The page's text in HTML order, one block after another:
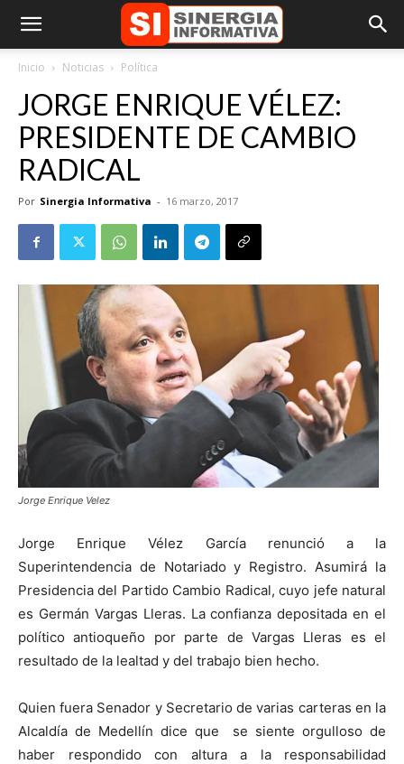
Inicio Noticias Política
JORGE ENRIQUE VÉLEZ:
PRESIDENTE DE CAMBIO
RADICAL
Por Sinergia Informativa - 16 marzo, 2017
Jorge Enrique Velez
Jorge Enrique Vélez García renunció a la
Superintendencia de Notariado y Registro. Asumirá la
Presidencia del Partido Cambio Radical, cuyo jefe natural
es Germán Vargas Lleras. La confianza depositada en el
político antioqueño por parte de Vargas Lleras es el
resultado de la lealtad y del trabajo bien hecho.
Quien fuera Senador y Secretario de varias carteras en la
Alcaldía de Medellín dice que se siente orgulloso de
haber respondido con altura a la responsabilidad